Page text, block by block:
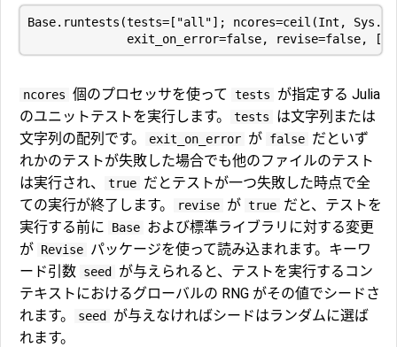
ncores 個のプロセッサを使って tests
が指定する Julia
のユニットテストを実行します。
tests
は文字列または
文字列の配列です。
exit_on_error が false だといず
れかのテストが失敗した場合でも他のファイルのテスト
は実行され、
true だとテストが一つ失敗した時点で全
ての実行が終了します。
revise が true だと、テストを
実行する前に
Base および標準ライブラリに対する変更
が Revise パッケージを使って読み込まれます。キーワ
ード引数 seed が与えられると、テストを実行するコン
テキストにおけるグローバルの RNG がその値でシードさ
れます。
seed が与えなければシードはランダムに選ば
れます。